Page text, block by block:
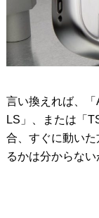
言い換えれば、
LS」、または「
合、すぐに動い
るかは分からない